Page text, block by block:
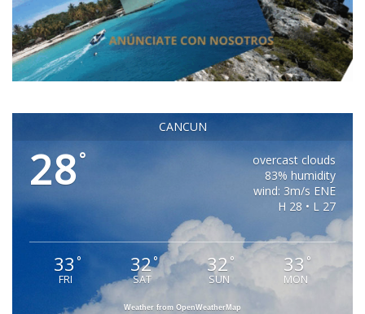
CANCUN
28°
overcast clouds
83% humidity
wind: 3m/s ENE
H 28 • L 27
33 °
FRI
32°
SAT
32 °
SUN
33 °
MON
Weather from OpenWeatherMap